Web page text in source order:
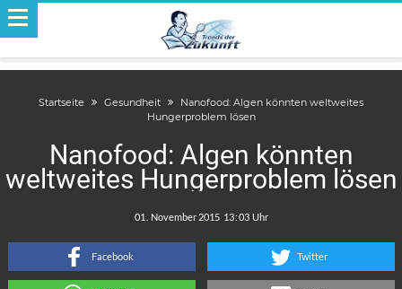
Startseite Gesundheit
Nanofood: Algen könnten weltweites
Hungerproblem lösen
Nanofood: Algen könnten
weltweites Hungerproblem lösen
:
Facebook Twitter